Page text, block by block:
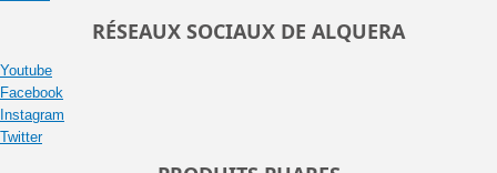
RÉSEAUX SOCIAUX DE ALQUERA
Youtube
Facebook
Instagram
Twitter